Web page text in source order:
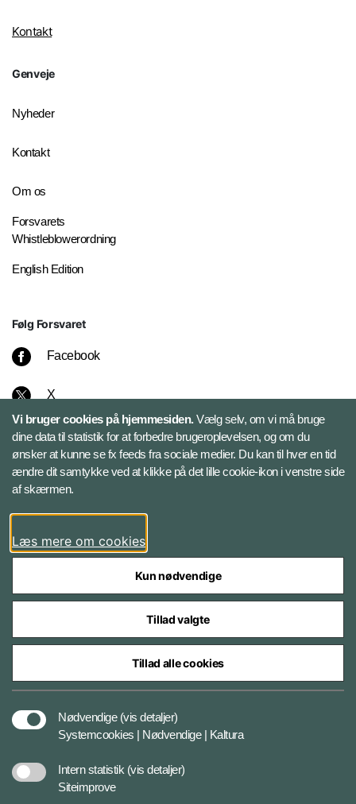
Kontakt
Genveje
Nyheder
Kontakt
Om os
Forsvarets
Whistleblowerordning
English Edition
Følg Forsvaret
Facebook
X
Instagram
Bluesky
LinkedIn
Styrelser og myndigheder under Forsvarsministeriet
Vi bruger cookies på hjemmesiden.Vælg selv, om vi må bruge
dine data til statistik for at forbedre brugeroplevelsen, og om du
ønsker at kunne se fx feeds fra sociale medier. Du kan til hver en tid
ændre dit samtykke ved at klikke på det lille cookie-ikon i venstre side
af skærmen.
Læs mere om cookies
Kun nødvendige
Tillad valgte
Tillad alle cookies
Nødvendige (vis detaljer)
Systemcookies | Nødvendige | Kaltura
Intern statistik (vis detaljer)
Siteimprove